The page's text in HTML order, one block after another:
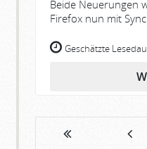
Beide Neuerungen
Firefox nun mit
Geschätzte